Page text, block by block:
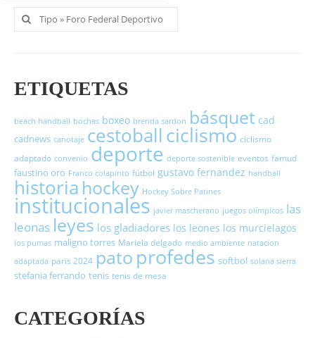
Buscar
por:
ETIQUETAS
beach handball bochas boxeo brenda sardon básquet cad
cadnews canotaje cestoballciclismo ciclismo
adaptado convenio deporte deporte sostenible eventos famud
faustino oro Franco colapinto fútbol gustavo fernandez handball
historia hockey Hockey Sobre Patines
institucionales javier mascherano juegos olímpicos las
leonas leyes los gladiadores los leones los murcielagos
los pumas maligno torres Mariela delgado medio ambiente natacion
adaptada paris 2024 pato profedes softbol solana sierra
stefania ferrando tenis tenis de mesa
CATEGORÍAS